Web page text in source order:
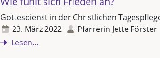
Gottesdienst in der Christlichen
23. März 2022
Pfarrerin Jette Förster
Lesen...